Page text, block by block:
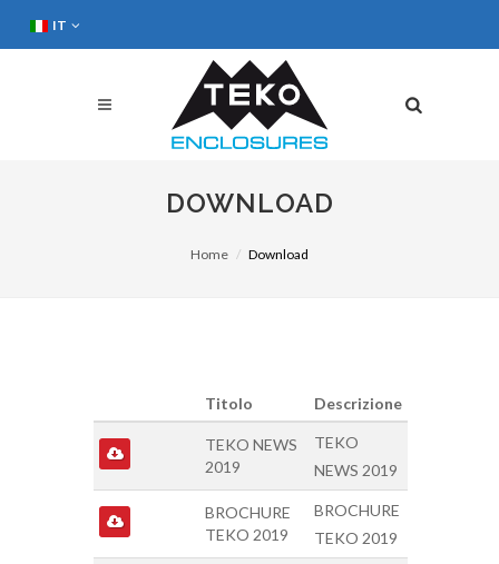
IT
DOWNLOAD
Home Download
Titolo Descrizione
TEKO NEWS
2019
TEKO
NEWS 2019
BROCHURE
TEKO 2019
BROCHURE
TEKO 2019